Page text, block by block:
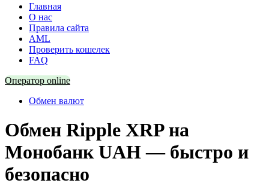
Главная
О нас
Правила сайта
AML
Проверить кошелек
FAQ
Оператор online
Обмен валют
Обмен Ripple XRP на
Монобанк UAH — быстро и
безопасно